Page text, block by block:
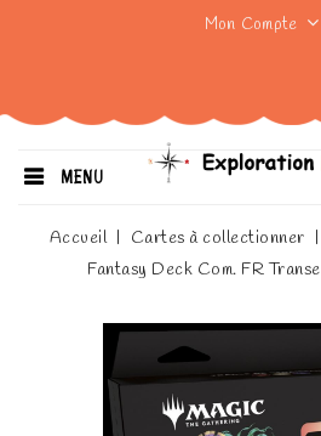
Mon Compte
MENU
Accueil Cartes à collectionner
Fantasy Deck Com. FR